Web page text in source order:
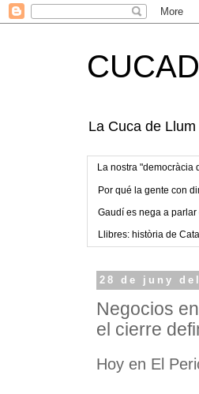
La Cuca de
La nostra "democràcia
Por qué la gente con
Gaudí es nega a
Llibres: història de
28 de juny
Negocios
el cierre
Hoy en El